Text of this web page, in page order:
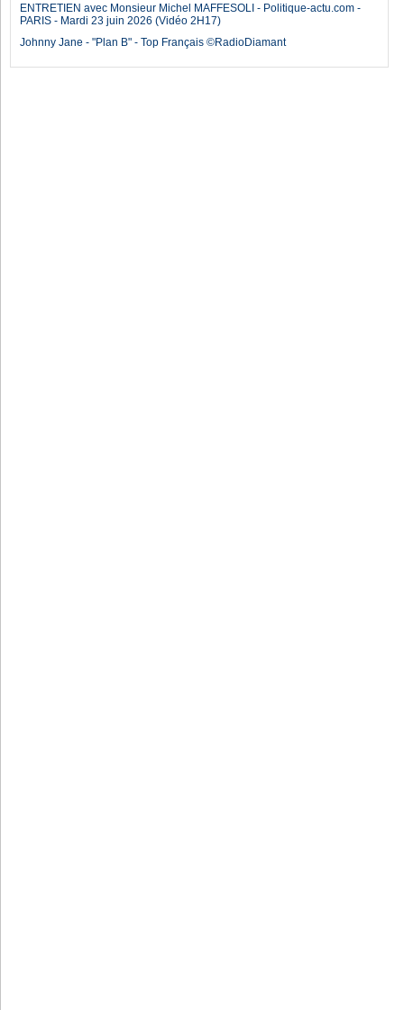
ENTRETIEN avec Monsieur Michel MAFFESOLI - Politique-actu.com -
PARIS - Mardi 23 juin 2026 (Vidéo 2H17)
Johnny Jane - "Plan B" - Top Français ©RadioDiamant